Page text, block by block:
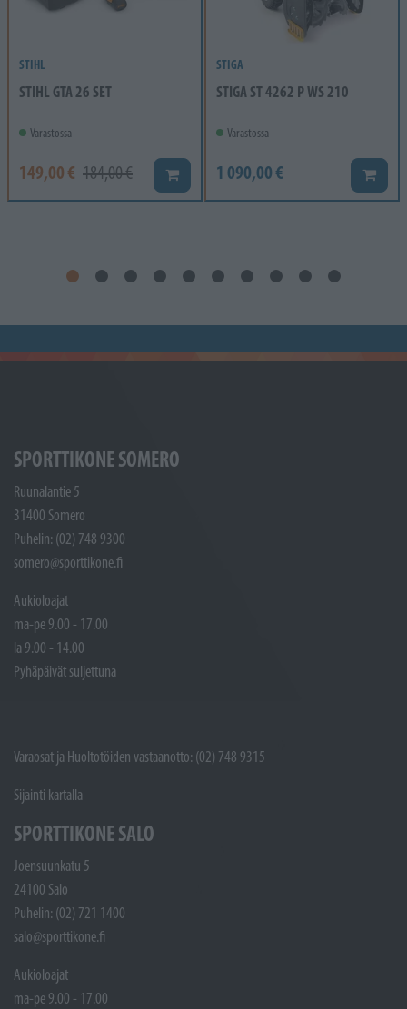
STIHL
STIHL GTA 26 SET
Varastossa
149,00 € 184,00 € Lisää koriin
STIGA
STIGA ST 4262 P WS 210
Varastossa
1 090,00 € Lisää
SPORTTIKONE SOMERO
Ruunalantie 5
31400 Somero
Puhelin: (02) 748 9300
somero@sporttikone.fi
Aukioloajat
ma-pe 9.00 - 17.00
la 9.00 - 14.00
Pyhäpäivät suljettuna
Varaosat ja Huoltotöiden vastaanotto: (02) 748 9315
Sijainti kartalla
SPORTTIKONE SALO
Joensuunkatu 5
24100 Salo
Puhelin: (02) 721 1400
salo@sporttikone.fi
Aukioloajat
ma-pe 9.00 - 17.00